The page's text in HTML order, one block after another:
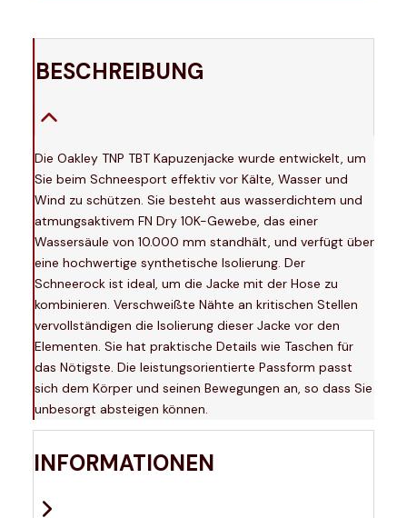
BESCHREIBUNG
Die Oakley TNP TBT Kapuzenjacke wurde entwickelt, um
Sie beim Schneesport effektiv vor Kälte, Wasser und
Wind zu schützen. Sie besteht aus wasserdichtem und
atmungsaktivem FN Dry 10K-Gewebe, das einer
Wassersäule von 10.000 mm standhält, und verfügt über
eine hochwertige synthetische Isolierung. Der
Schneerock ist ideal, um die Jacke mit der Hose zu
kombinieren. Verschweißte Nähte an kritischen Stellen
vervollständigen die Isolierung dieser Jacke vor den
Elementen. Sie hat praktische Details wie Taschen für
das Nötigste. Die leistungsorientierte Passform passt
sich dem Körper und seinen Bewegungen an, so dass Sie
unbesorgt absteigen können.
INFORMATIONEN